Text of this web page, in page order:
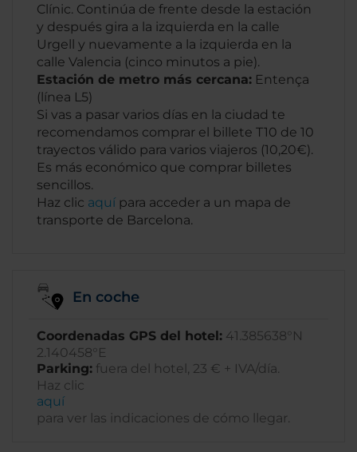
Clínic. Continúa de frente desde la estación
y después gira a la izquierda en la calle
Urgell y nuevamente a la izquierda en la
calle Valencia (cinco minutos a pie).
Estación de metro más cercana: Entença
(línea L5)
Si vas a pasar varios días en la ciudad te
recomendamos comprar el billete T10 de 10
trayectos válido para varios viajeros (10,20€).
Es más económico que comprar billetes
sencillos.
Haz clic aquí para acceder a un mapa de
transporte de Barcelona.
En coche
Coordenadas GPS del hotel: 41.385638°N
2.140458°E
Parking: fuera del hotel, 23 € + IVA/día.
Haz clic
aquí
para ver las indicaciones de cómo llegar.